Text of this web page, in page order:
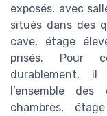
exposés, avec
situés dans des
cave, étage
prisés. Pour
durablement,
l’ensemble
chambres,